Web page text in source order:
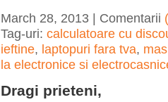
March 28, 2013 | Comentarii
Tag-uri: calculatoare cu
ieftine, laptopuri fara tva,
la electronice si
Dragi prieteni,